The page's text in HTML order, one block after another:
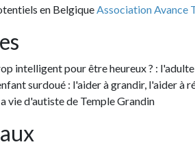
Belgique Association Avance Toi
pour être heureux ? : l'adulte surdoué
: l'aider à grandir, l'aider à réussir de
de Temple Grandin